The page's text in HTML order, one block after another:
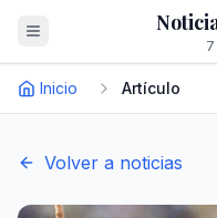
Inicio Artículo
Volver a noticias